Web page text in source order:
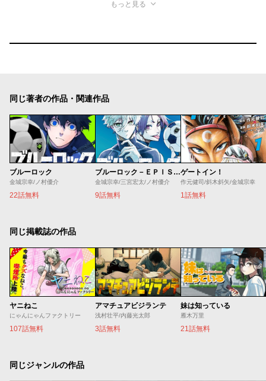
もっと見る
同じ著者の作品・関連作品
ブルーロック
金城宗幸/ノ村優介
22話無料
ブルーロック－ＥＰＩＳＯＤＥ 凪－
金城宗幸/三宮宏太/ノ村優介
9話無料
ゲートイン！
作元健司/斜木斜矢/金城宗幸
1話無料
同じ掲載誌の作品
ヤニねこ
にゃんにゃんファクトリー
107話無料
アマチュアビジランテ
浅村壮平/内藤光太郎
3話無料
妹は知っている
雁木万里
21話無料
同じジャンルの作品